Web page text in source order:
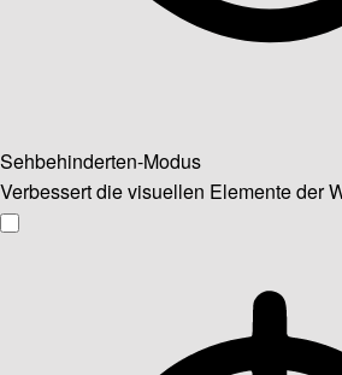
Sehbehinderten-Modus
Verbessert die visuellen Elemente der